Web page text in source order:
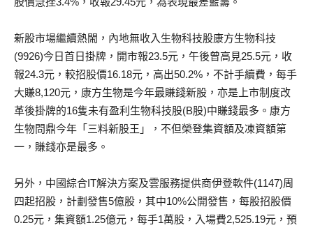
新股市場繼續熱閙，內地無收入生物科技股康方生物科技
(9926)今日首日掛牌，開市報23.5元，午後曾高見25.5元，收
報24.3元，較招股價16.18元，高出50.2%，不計手續費，每手
大賺8,120元，康方生物是今年最賺錢新股，亦是上市制度改
革後掛牌的16隻未有盈利生物科技股(B股)中賺錢最多。康方
生物問鼎今年「三料新股王」，不但榮登集資額及凍資額第
一，賺錢亦是最多。
另外，中國綜合IT解決方案及雲服務提供商伊登軟件(1147)周
四起招股，計劃發售5億股，其中10%公開發售，每股招股價
0.25元，集資額1.25億元，每手1萬股，入場費2,525.19元，預